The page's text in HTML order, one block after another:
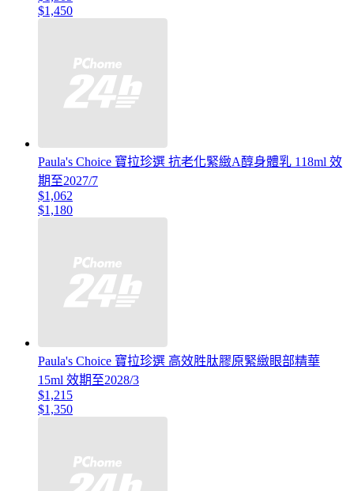
$1,450
Paula's Choice 寶拉珍選 抗老化緊緻A醇身體乳 118ml 效
期至2027/7
$1,062
$1,180
Paula's Choice 寶拉珍選 高效胜肽膠原緊緻眼部精華
15ml 效期至2028/3
$1,215
$1,350